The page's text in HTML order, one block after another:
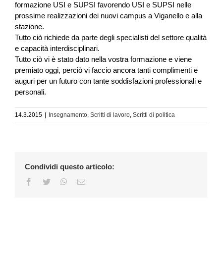
formazione USI e SUPSI favorendo USI e SUPSI nelle
prossime realizzazioni dei nuovi campus a Viganello e alla
stazione.
Tutto ciò richiede da parte degli specialisti del settore qualità
e capacità interdisciplinari.
Tutto ciò vi è stato dato nella vostra formazione e viene
premiato oggi, perciò vi faccio ancora tanti complimenti e
auguri per un futuro con tante soddisfazioni professionali e
personali.
14.3.2015 Insegnamento, Scritti di lavoro, Scritti di politica
Condividi questo articolo:
Facebook
Twitter WhatsApp
Email